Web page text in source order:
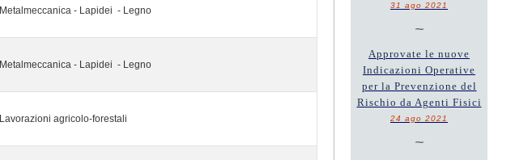
Metalmeccanica - Lapidei - Legno
Metalmeccanica - Lapidei - Legno
Lavorazioni agricolo-forestali
31 ago 2021
~
Approvate le nuove
Indicazioni Operative
per la Prevenzione del
Rischio da Agenti Fisici
24 ago 2021
~